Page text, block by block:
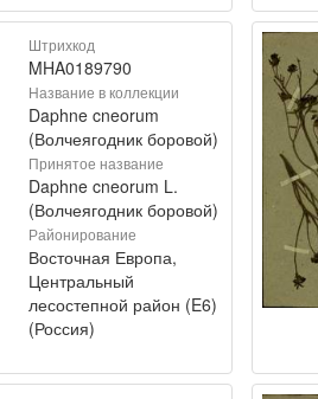
Штрихкод
MHA0189790
Название в коллекции
Daphne cneorum
(Волчеягодник боровой)
Принятое название
Daphne cneorum L.
(Волчеягодник боровой)
Районирование
Восточная Европа,
Центральный
лесостепной район (E6)
(Россия)